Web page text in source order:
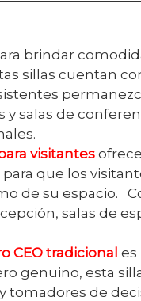
brindar
sillas cuentan
salas de
visitantes
que los
de su espacio.
salas de
CEO tradicional es
genuino, esta
tomadores de